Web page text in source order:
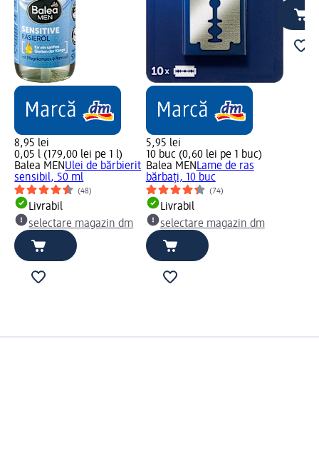
8,95 lei
0,05 l (179,00 lei pe 1 l)
Balea MENUlei de bărbierit
sensibil, 50 ml
(48)
Livrabil
selectare magazin dm
5,95 lei
10 buc (0,60 lei pe 1 buc)
Balea MENLame de ras
bărbați, 10 buc
(74)
Livrabil
selectare magazin dm